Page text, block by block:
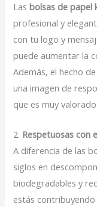
Lasbolsas de papel
profesional y
con tu logo y
puede aumentar la
Además, el hecho
una imagen de
que es muy
2. Respetuosas con
A diferencia de las
siglos en
biodegradables y
estás